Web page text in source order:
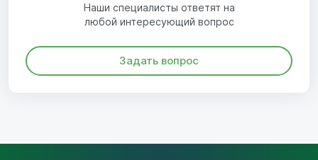
Наши специалисты ответят на
любой интересующий вопрос
Задать вопрос